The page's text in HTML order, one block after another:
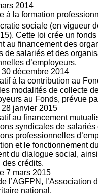
2014
à la formation
sociale (en vigueur
Cette loi crée un
au financement des
de salariés et des
d’employeurs.
30 décembre 2014
à la contribution au
modalités de collecte
au Fonds, prévue
28 janvier 2015
au financement
syndicales de salariés
professionnelles
et le fonctionnement
du dialogue social,
des crédits.
7 mars 2015
l’AGFPN, l’Association
national.